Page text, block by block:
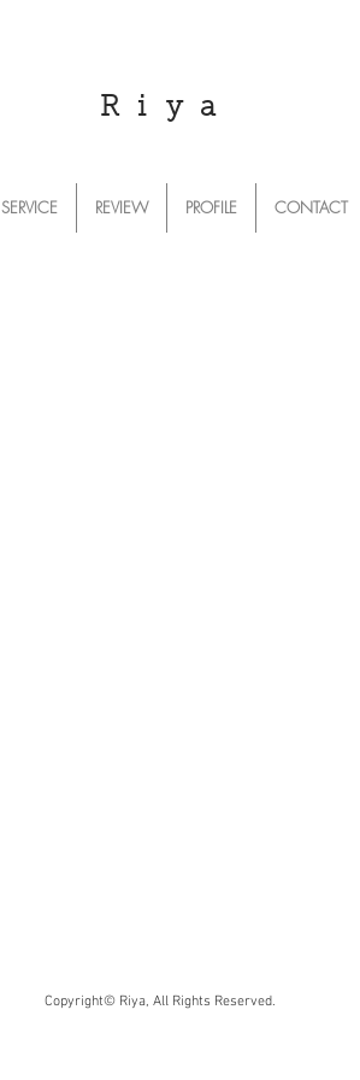
R i y a
SERVICE REVIEW PROFILE CONTACT
Copyright© Riya, All Rights Reserved.